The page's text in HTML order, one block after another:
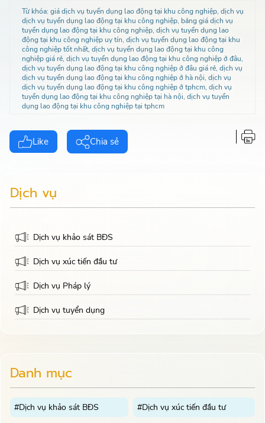
Từ khóa: giá dịch vụ tuyển dụng lao động tại khu công nghiệp, dịch vụ
dịch vụ tuyển dụng lao động tại khu công nghiệp, bảng giá dịch vụ
tuyển dụng lao động tại khu công nghiệp, dịch vụ tuyển dụng lao
động tại khu công nghiệp uy tín, dịch vụ tuyển dụng lao động tại khu
công nghiệp tốt nhất, dịch vụ tuyển dụng lao động tại khu công
nghiệp giá rẻ, dịch vụ tuyển dụng lao động tại khu công nghiệp ở đâu,
dịch vụ tuyển dụng lao động tại khu công nghiệp ở đâu giá rẻ, dịch vụ
dịch vụ tuyển dụng lao động tại khu công nghiệp ở hà nội, dịch vụ
dịch vụ tuyển dụng lao động tại khu công nghiệp ở tphcm, dịch vụ
tuyển dụng lao động tại khu công nghiệp tại hà nội, dịch vụ tuyển
dụng lao động tại khu công nghiệp tại tphcm
Like Chia sẻ
Dịch vụ
Dịch vụ khảo sát BĐS
Dịch vụ xúc tiến đầu tư
Dịch vụ Pháp lý
Dịch vụ tuyển dụng
Danh mục
#Dịch vụ khảo sát BĐS #Dịch vụ xúc tiến đầu tư